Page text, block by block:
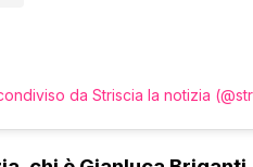
da Striscia la notizia